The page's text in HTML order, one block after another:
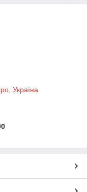
Україна